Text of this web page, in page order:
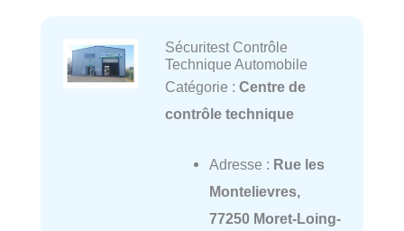
Sécuritest Contrôle
Technique Automobile
Catégorie : Centre de
contrôle technique
Adresse : Rue les
Montelievres,
77250 Moret-Loing-